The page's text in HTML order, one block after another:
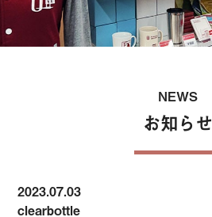
NEWS
お知らせ
2023.07.03
clearbottle